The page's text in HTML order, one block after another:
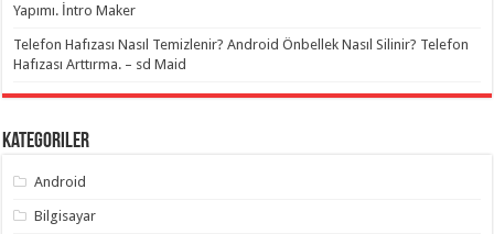
Yapımı. İntro Maker
Telefon Hafızası Nasıl Temizlenir? Android Önbellek Nasıl Silinir? Telefon
Hafızası Arttırma. – sd Maid
Kategoriler
Android
Bilgisayar